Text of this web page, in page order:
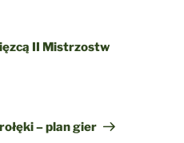
II Mistrzostw
– plan gier